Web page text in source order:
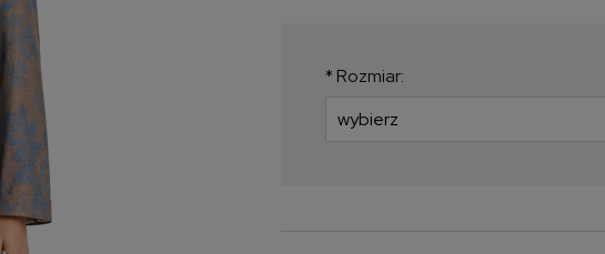
najniższa cena od momentu, kiedy
* Rozmiar: